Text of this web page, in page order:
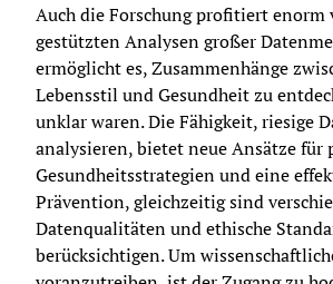
Auch die Forschung profitiert enorm
gestützten Analysen großer
ermöglicht es, Zusammenhänge
Lebensstil und Gesundheit zu
unklar waren. Die Fähigkeit, riesige
analysieren, bietet neue Ansätze für
Gesundheitsstrategien und eine
Prävention, gleichzeitig sind
Datenqualitäten und ethische
berücksichtigen. Um